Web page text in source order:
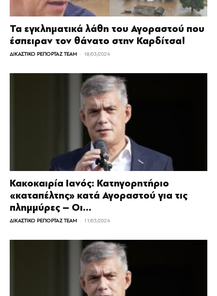
Τα εγκληματικά λάθη του Αγοραστού που
έσπειραν τον θάνατο στην Καρδίτσα!
ΔΙΚΑΣΤΙΚΟ ΡΕΠΟΡΤΑΖ TEAM - 18/03/2024
Κακοκαιρία Ιανός: Κατηγορητήριο
«καταπέλτης» κατά Αγοραστού για τις
πλημμύρες – Οι...
ΔΙΚΑΣΤΙΚΟ ΡΕΠΟΡΤΑΖ TEAM - 11/03/2024